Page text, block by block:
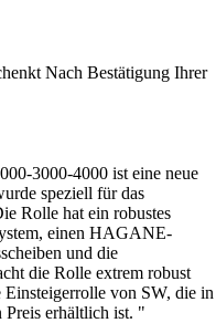
Nach Bestätigung Ihrer
3000-4000 ist eine neue
speziell für das
Rolle hat ein robustes
einen HAGANE-
und die
die Rolle extrem robust
von SW, die in
Preis erhältlich ist. "